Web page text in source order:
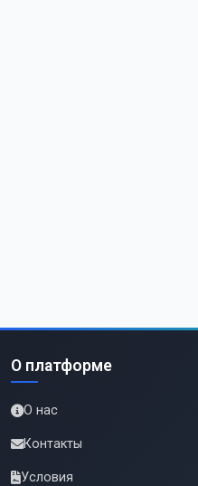
О платформе
О нас
Контакты
Условия